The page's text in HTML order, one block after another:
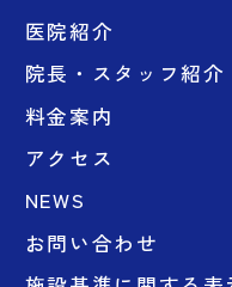
医院紹介
院長・スタッフ紹介
料金案内
アクセス
NEWS
お問い合わせ